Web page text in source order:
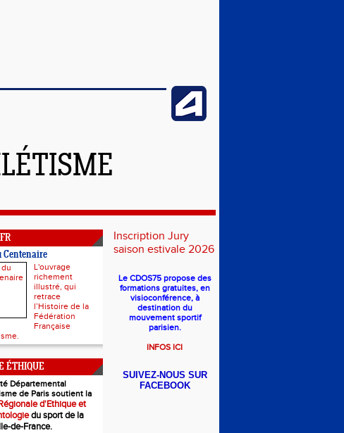
Centenaire
L'ouvrage
richement
illustré, qui
retrace
l’Histoire de la
Fédération
Française
ÉTHIQUE
Départemental
de Paris soutient la
d'Ethique et
du sport de la
de-France.
Inscription Jury
saison estivale 2026
Le CDOS75 propose des
formations gratuites, en
visioconférence, à
destination du
mouvement sportif
parisien.
INFOS ICI
SUIVEZ-NOUS SUR
FACEBOOK